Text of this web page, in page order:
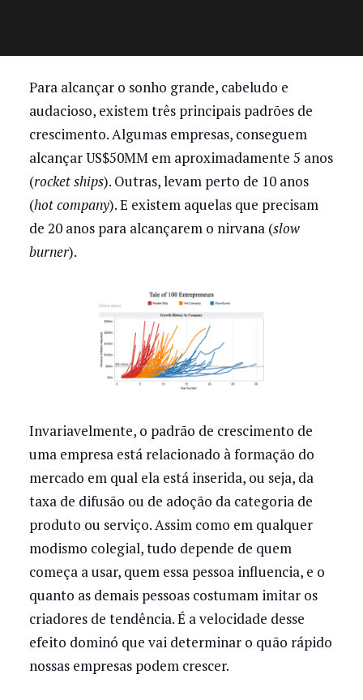
Para alcançar o sonho grande, cabeludo e
audacioso, existem três principais padrões de
crescimento. Algumas empresas, conseguem
alcançar US$50MM em aproximadamente 5 anos
(rocket ships). Outras, levam perto de 10 anos
(hot company). E existem aquelas que precisam
de 20 anos para alcançarem o nirvana (slow
burner).
Invariavelmente, o padrão de crescimento de
uma empresa está relacionado à formação do
mercado em qual ela está inserida, ou seja, da
taxa de difusão ou de adoção da categoria de
produto ou serviço. Assim como em qualquer
modismo colegial, tudo depende de quem
começa a usar, quem essa pessoa influencia, e o
quanto as demais pessoas costumam imitar os
criadores de tendência. É a velocidade desse
efeito dominó que vai determinar o quão rápido
nossas empresas podem crescer.